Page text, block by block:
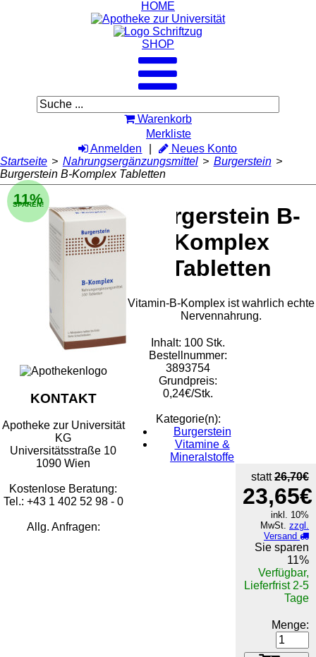
HOME
SHOP
Warenkorb
Merkliste
Anmelden
Neues Konto
Startseite > Nahrungsergänzungsmittel > Burgerstein >
Burgerstein B-Komplex Tabletten
Burgerstein B-
Komplex
Tabletten
11%
SPAREN!
Vitamin-B-Komplex ist wahrlich echte
Nervennahrung.
Inhalt: 100 Stk.
Bestellnummer:
3893754
Grundpreis:
0,24€/Stk.
Kategorie(n):
Burgerstein
Vitamine &
Mineralstoffe
statt26,70€
23,65€
inkl. 10%
MwSt. zzgl.
Versand
Sie sparen
11%
Verfügbar,
Lieferfrist 2-5
Tage
Menge:
KONTAKT
Apotheke zur Universität
KG
Universitätsstraße 10
1090 Wien
Kostenlose Beratung:
Tel.: +43 1 402 52 98 - 0
Allg. Anfragen: